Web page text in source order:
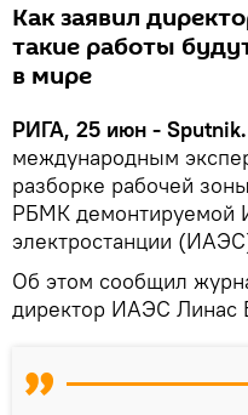
Как заявил
такие работы
в мире
РИГА, 25 июн - Sputnik.
международным
разборке рабочей
РБМК демонтируемой
электростанции
Об этом сообщил
директор ИАЭС Линас